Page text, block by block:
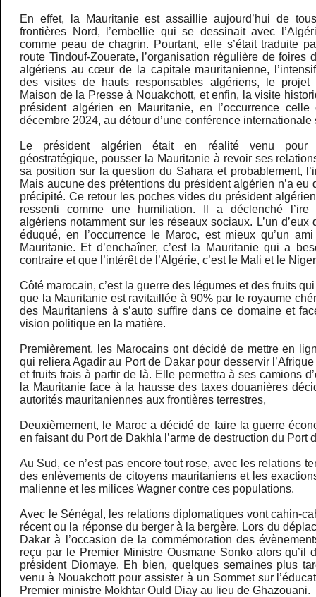
En effet, la Mauritanie est assaillie aujourd’hui de
frontières Nord, l’embellie qui se dessinait avec
comme peau de chagrin. Pourtant, elle s’était traduite
route Tindouf-Zouerate, l’organisation régulière de foires
algériens au cœur de la capitale mauritanienne,
des visites de hauts responsables algériens, le projet
Maison de la Presse à Nouakchott, et enfin, la visite
président algérien en Mauritanie, en l’occurrence celle
décembre 2024, au détour d’une conférence internationale
Le président algérien était en réalité venu pour
géostratégique, pousser la Mauritanie à revoir ses
sa position sur la question du Sahara et probablement,
Mais aucune des prétentions du président algérien n’a eu
précipité. Ce retour les poches vides du président
ressenti comme une humiliation. Il a déclenché l’ire
algériens notamment sur les réseaux sociaux. L’un d’eux
éduqué, en l’occurrence le Maroc, est mieux qu’un
Mauritanie. Et d’enchaîner, c’est la Mauritanie qui a
contraire et que l’intérêt de l’Algérie, c’est le Mali et le
Côté marocain, c’est la guerre des légumes et des fruits
que la Mauritanie est ravitaillée à 90% par le royaume
des Mauritaniens à s’auto suffire dans ce domaine et
vision politique en la matière.
Premièrement, les Marocains ont décidé de mettre en
qui reliera Agadir au Port de Dakar pour desservir
et fruits frais à partir de là. Elle permettra à ses camions
la Mauritanie face à la hausse des taxes douanières
autorités mauritaniennes aux frontières terrestres,
Deuxièmement, le Maroc a décidé de faire la guerre
en faisant du Port de Dakhla l’arme de destruction du Port
Au Sud, ce n’est pas encore tout rose, avec les relations
des enlèvements de citoyens mauritaniens et les
malienne et les milices Wagner contre ces populations.
Avec le Sénégal, les relations diplomatiques vont cahin-
récent ou la réponse du berger à la bergère. Lors du
Dakar à l’occasion de la commémoration des
reçu par le Premier Ministre Ousmane Sonko alors qu’il
président Diomaye. Eh bien, quelques semaines plus
venu à Nouakchott pour assister à un Sommet sur
Premier ministre Mokhtar Ould Diay au lieu de Ghazouani.